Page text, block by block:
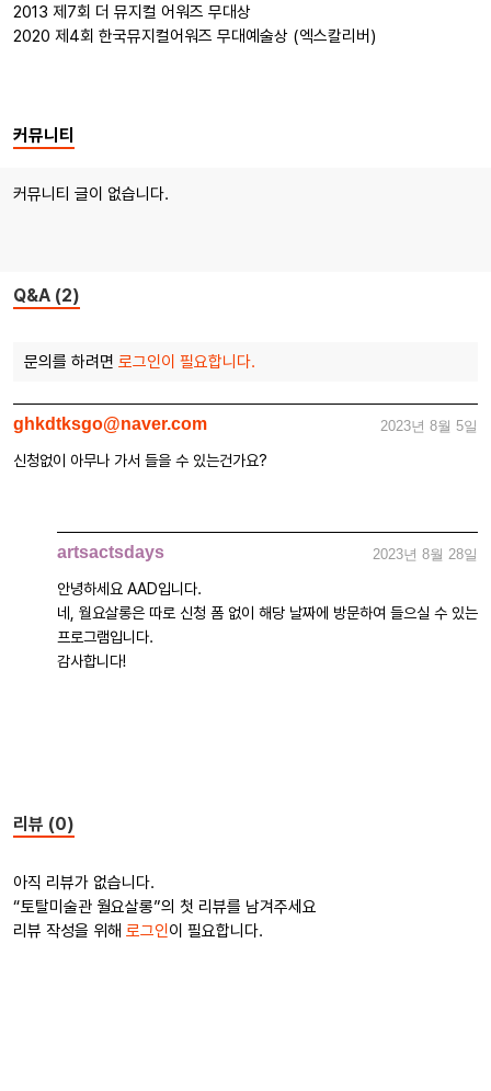
2013 제7회 더 뮤지컬 어워즈 무대상
2020 제4회 한국뮤지컬어워즈 무대예술상 (엑스칼리버)
커뮤니티
커뮤니티 글이 없습니다.
Q&A (2)
문의를 하려면 로그인이 필요합니다.
ghkdtksgo@naver.com 2023년 8월 5일
신청없이 아무나 가서 들을 수 있는건가요?
artsactsdays 2023년 8월 28일
안녕하세요 AAD입니다.
네, 월요살롱은 따로 신청 폼 없이 해당 날짜에 방문하여 들으실 수 있는
프로그램입니다.
감사합니다!
리뷰 (0)
아직 리뷰가 없습니다.
“토탈미술관 월요살롱”의 첫 리뷰를 남겨주세요
리뷰 작성을 위해 로그인이 필요합니다.